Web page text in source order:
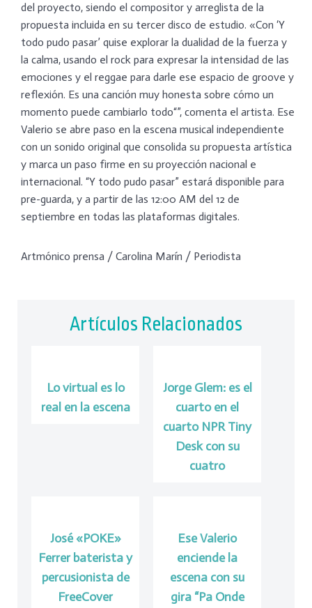
del proyecto, siendo el compositor y arreglista de la
propuesta incluida en su tercer disco de estudio. «Con ‘Y
todo pudo pasar’ quise explorar la dualidad de la fuerza y
la calma, usando el rock para expresar la intensidad de las
emociones y el reggae para darle ese espacio de groove y
reflexión. Es una canción muy honesta sobre cómo un
momento puede cambiarlo todo“”, comenta el artista. Ese
Valerio se abre paso en la escena musical independiente
con un sonido original que consolida su propuesta artística
y marca un paso firme en su proyección nacional e
internacional. “Y todo pudo pasar” estará disponible para
pre-guarda, y a partir de las 12:00 AM del 12 de
septiembre en todas las plataformas digitales.
Artmónico prensa / Carolina Marín / Periodista
Artículos Relacionados
Lo virtual es lo
real en la escena
Jorge Glem: es el
cuarto en el
cuarto NPR Tiny
Desk con su
cuatro
José «POKE»
Ferrer baterista y
percusionista de
FreeCover
Ese Valerio
enciende la
escena con su
gira “Pa Onde